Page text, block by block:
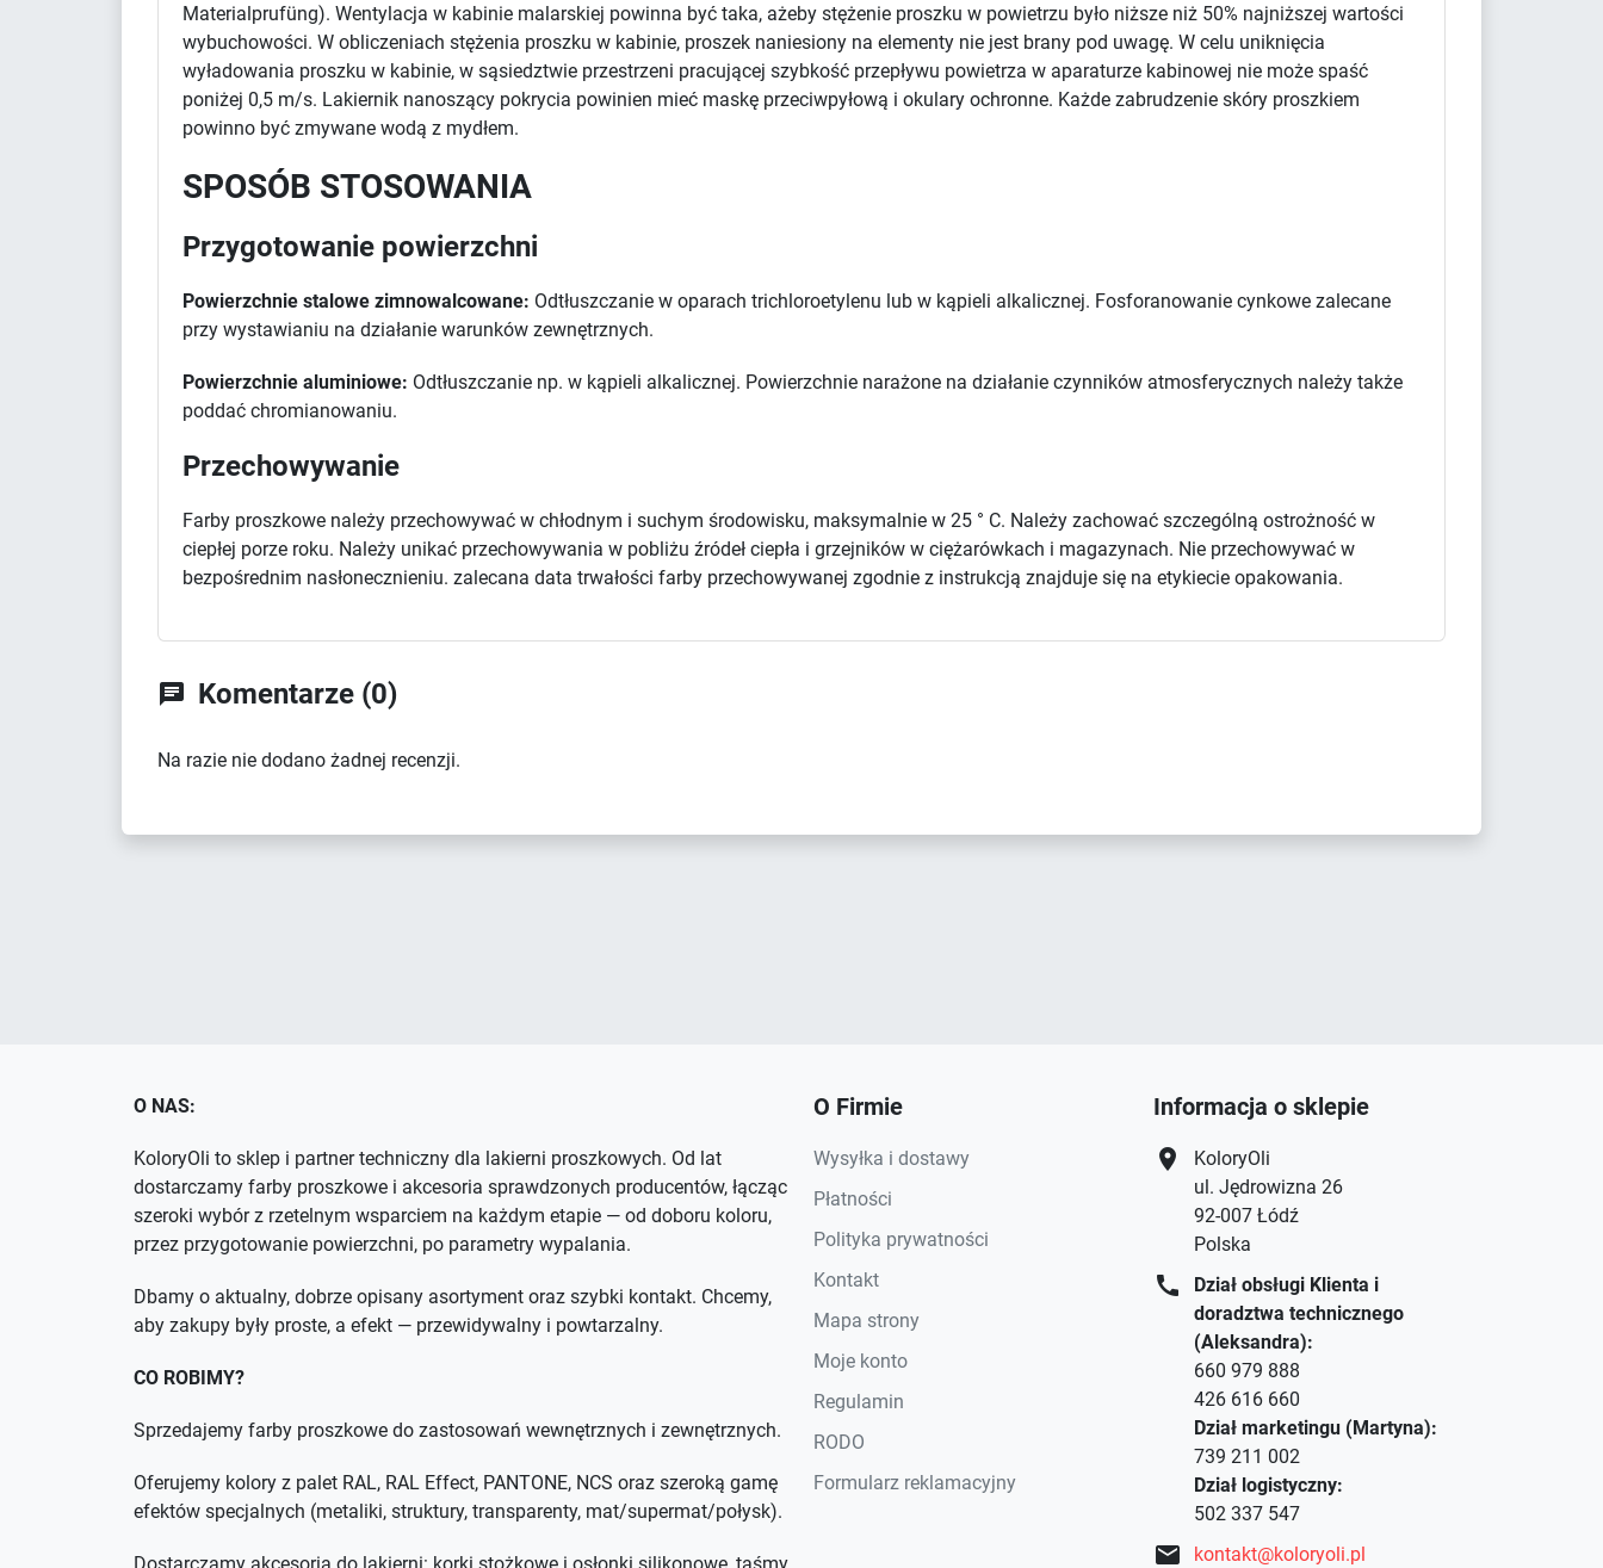
Materialprufüng). Wentylacja w kabinie malarskiej powinna być taka, ażeby stężenie proszku w powietrzu było niższe niż 50% najniższej wartości
wybuchowości. W obliczeniach stężenia proszku w kabinie, proszek naniesiony na elementy nie jest brany pod uwagę. W celu uniknięcia
wyładowania proszku w kabinie, w sąsiedztwie przestrzeni pracującej szybkość przepływu powietrza w aparaturze kabinowej nie może spaść
poniżej 0,5 m/s. Lakiernik nanoszący pokrycia powinien mieć maskę przeciwpyłową i okulary ochronne. Każde zabrudzenie skóry proszkiem
powinno być zmywane wodą z mydłem.
SPOSÓB STOSOWANIA
Przygotowanie powierzchni
Powierzchnie stalowe zimnowalcowane: Odtłuszczanie w oparach trichloroetylenu lub w kąpieli alkalicznej. Fosforanowanie cynkowe zalecane
przy wystawianiu na działanie warunków zewnętrznych.
Powierzchnie aluminiowe: Odtłuszczanie np. w kąpieli alkalicznej. Powierzchnie narażone na działanie czynników atmosferycznych należy także
poddać chromianowaniu.
Przechowywanie
Farby proszkowe należy przechowywać w chłodnym i suchym środowisku, maksymalnie w 25 ° C. Należy zachować szczególną ostrożność w
ciepłej porze roku. Należy unikać przechowywania w pobliżu źródeł ciepła i grzejników w ciężarówkach i magazynach. Nie przechowywać w
bezpośrednim nasłonecznieniu. zalecana data trwałości farby przechowywanej zgodnie z instrukcją znajduje się na etykiecie opakowania.
 Komentarze (0)
Na razie nie dodano żadnej recenzji.
O NAS:
KoloryOli to sklep i partner techniczny dla lakierni proszkowych. Od lat
dostarczamy farby proszkowe i akcesoria sprawdzonych producentów, łącząc
szeroki wybór z rzetelnym wsparciem na każdym etapie — od doboru koloru,
przez przygotowanie powierzchni, po parametry wypalania.
Dbamy o aktualny, dobrze opisany asortyment oraz szybki kontakt. Chcemy,
aby zakupy były proste, a efekt — przewidywalny i powtarzalny.
CO ROBIMY?
Sprzedajemy farby proszkowe do zastosowań wewnętrznych i zewnętrznych.
Oferujemy kolory z palet RAL, RAL Effect, PANTONE, NCS oraz szeroką gamę
efektów specjalnych (metaliki, struktury, transparenty, mat/supermat/połysk).
O Firmie
Wysyłka i dostawy
Płatności
Polityka prywatności
Kontakt
Mapa strony
Moje konto
Regulamin
RODO
Formularz reklamacyjny
Informacja o sklepie
location_on
KoloryOli
ul. Jędrowizna 26
92-007 Łódź
Polska
call
Dział obsługi Klienta i
doradztwa technicznego
(Aleksandra):
660 979 888
426 616 660
Dział marketingu (Martyna):
739 211 002
Dział logistyczny:
502 337 547
mail kontakt@koloryoli.pl